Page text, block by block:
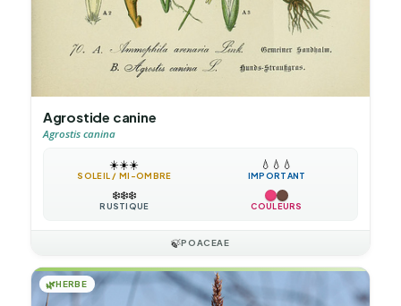
Agrostide canine
Agrostis canina
☀️☀️☀️
SOLEIL / MI-OMBRE
💧 💧 💧
IMPORTANT
❄️❄️❄️
RUSTIQUE COULEURS
🍃POACEAE
🌿HERBE